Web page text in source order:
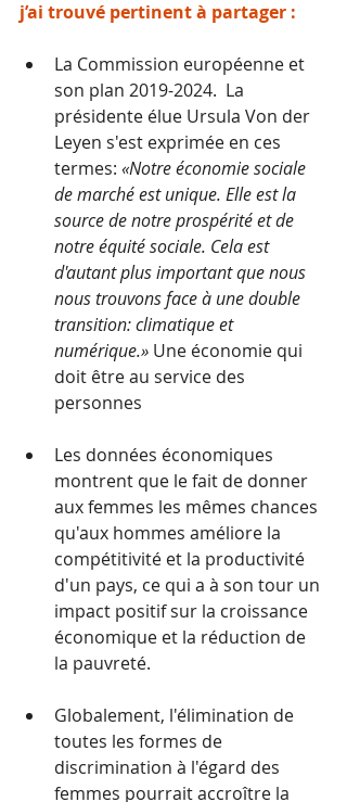
j’ai trouvé pertinent à partager :
La Commission européenne et
son plan 2019-2024.  La
présidente élue Ursula Von der
Leyen s'est exprimée en ces
termes: «Notre économie sociale
de marché est unique. Elle est la
source de notre prospérité et de
notre équité sociale. Cela est
d'autant plus important que nous
nous trouvons face à une double
transition: climatique et
numérique.» Une économie qui
doit être au service des
personnes
Les données économiques
montrent que le fait de donner
aux femmes les mêmes chances
qu'aux hommes améliore la
compétitivité et la productivité
d'un pays, ce qui a à son tour un
impact positif sur la croissance
économique et la réduction de
la pauvreté.
Globalement, l'élimination de
toutes les formes de
discrimination à l'égard des
femmes pourrait accroître la